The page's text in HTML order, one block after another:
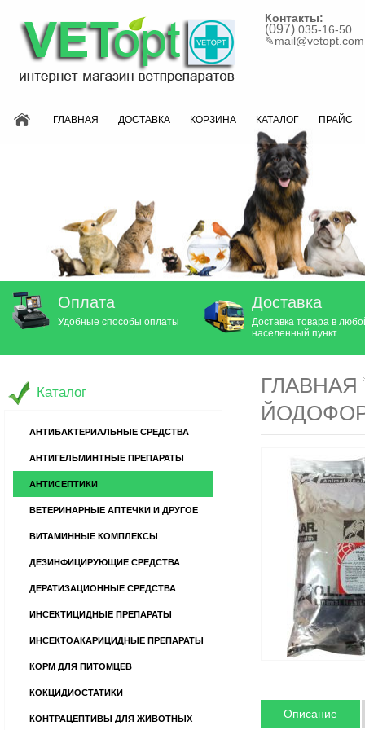
Контакты:
(097) 035-16-50
✎mail@vetopt.com
ГЛАВНАЯ ДОСТАВКА КОРЗИНА КАТАЛОГ ПРАЙС
Оплата
Удобные способы оплаты
Доставка
Доставка товара в
населенный пункт
ГЛАВНАЯ
Описание
Каталог
АНТИБАКТЕРИАЛЬНЫЕ СРЕДСТВА
АНТИГЕЛЬМИНТНЫЕ ПРЕПАРАТЫ
АНТИСЕПТИКИ
ВЕТЕРИНАРНЫЕ АПТЕЧКИ И ДРУГОЕ
ВИТАМИННЫЕ КОМПЛЕКСЫ
ДЕЗИНФИЦИРУЮЩИЕ СРЕДСТВА
ДЕРАТИЗАЦИОННЫЕ СРЕДСТВА
ИНСЕКТИЦИДНЫЕ ПРЕПАРАТЫ
ИНСЕКТОАКАРИЦИДНЫЕ ПРЕПАРАТЫ
КОРМ ДЛЯ ПИТОМЦЕВ
КОКЦИДИОСТАТИКИ
КОНТРАЦЕПТИВЫ ДЛЯ ЖИВОТНЫХ